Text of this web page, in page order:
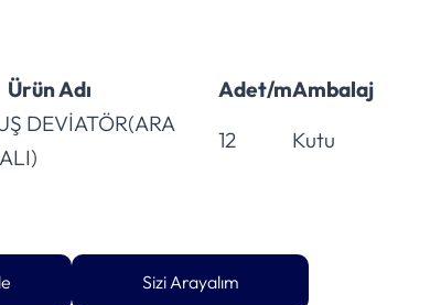
Ürün Adı Adet/mAmbalaj
DEVİATÖR(ARA
12 Kutu
Sizi Arayalım